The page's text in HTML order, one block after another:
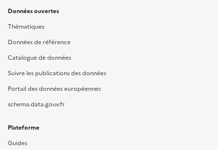
Données ouvertes
Thématiques
Données de référence
Catalogue de données
Suivre les publications des données
Portail des données européennes
schema.data.gouv.fr
Plateforme
Guides